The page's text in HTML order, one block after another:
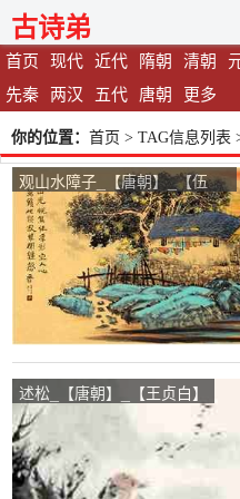
首页 现代 近代 隋朝 清朝
先秦
两汉 五代 唐朝 更多
古诗弟
你的位置： 首页 > TAG信息列表
观山水障子_【唐朝】_【伍
乔】
述松_【唐朝】_【王贞白】